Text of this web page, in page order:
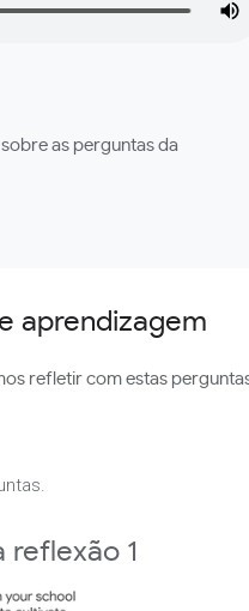
as perguntas da
aprendizagem
refletir com estas
reflexão 1